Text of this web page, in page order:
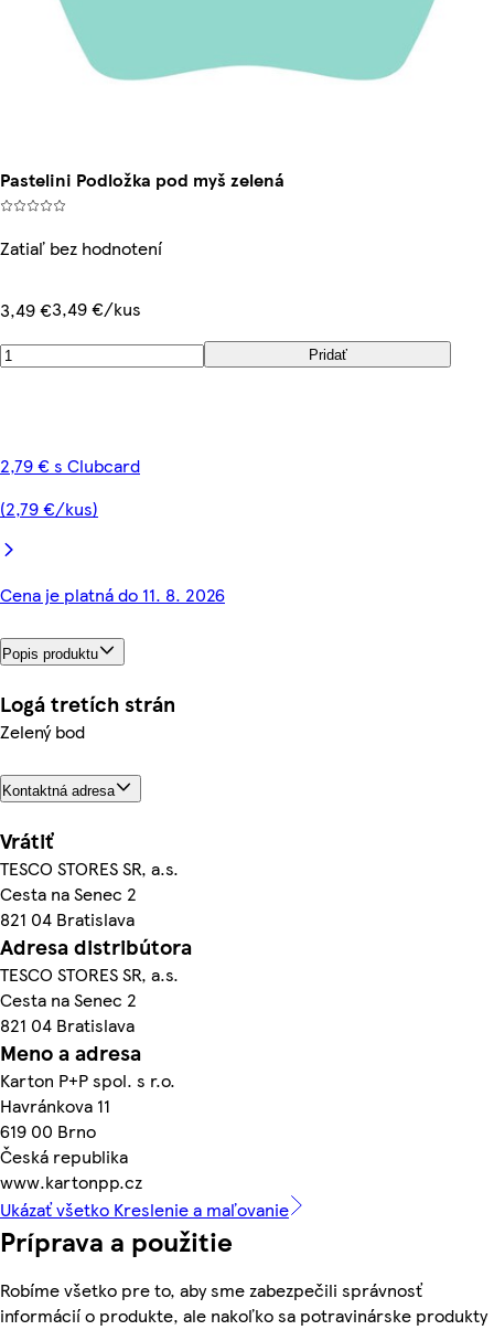
Pastelini Podložka pod myš zelená
Zatiaľ bez hodnotení
3,49 €3,49 €/kus
Pridať
2,79 € s Clubcard
(2,79 €/kus)
Cena je platná do 11. 8. 2026
Popis produktu
Logá tretích strán
Zelený bod
Kontaktná adresa
Vrátiť
TESCO STORES SR, a.s.
Cesta na Senec 2
821 04 Bratislava
Adresa distribútora
TESCO STORES SR, a.s.
Cesta na Senec 2
821 04 Bratislava
Meno a adresa
Karton P+P spol. s r.o.
Havránkova 11
619 00 Brno
Česká republika
www.kartonpp.cz
Ukázať všetko Kreslenie a maľovanie
Príprava a použitie
Robíme všetko pre to, aby sme zabezpečili správnosť
informácií o produkte, ale nakoľko sa potravinárske produkty